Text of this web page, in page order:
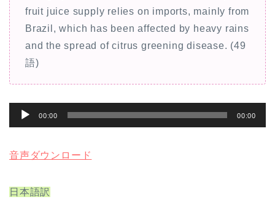
fruit juice supply relies on imports, mainly from
Brazil, which has been affected by heavy rains
and the spread of citrus greening disease. (49
語)
声
レ
ヤ
00:00 00:00
音声ダウンロード
日本語訳